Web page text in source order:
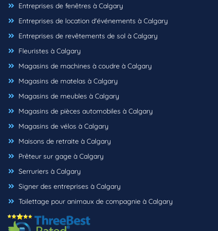
Entreprises de fenêtres à Calgary
Entreprises de location d'événements à Calgary
Entreprises de revêtements de sol à Calgary
Fleuristes à Calgary
Magasins de machines à coudre à Calgary
Magasins de matelas à Calgary
Magasins de meubles à Calgary
Magasins de pièces automobiles à Calgary
Magasins de vélos à Calgary
Maisons de retraite à Calgary
Prêteur sur gage à Calgary
Serruriers à Calgary
Signer des entreprises à Calgary
Toilettage pour animaux de compagnie à Calgary